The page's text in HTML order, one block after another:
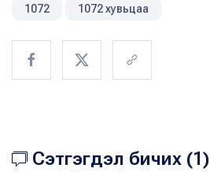
1072 1072 хувьцаа
Сэтгэгдэл бичих (1)